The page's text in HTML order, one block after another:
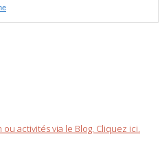
activités via le Blog. Cliquez ici.